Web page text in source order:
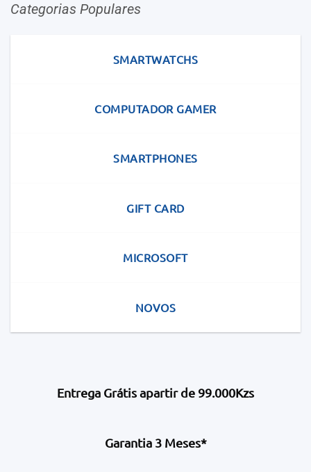
Categorias Populares
SMARTWATCHS
COMPUTADOR GAMER
SMARTPHONES
GIFT CARD
MICROSOFT
NOVOS
Entrega Grátis apartir de 99.000Kzs
Garantia 3 Meses*